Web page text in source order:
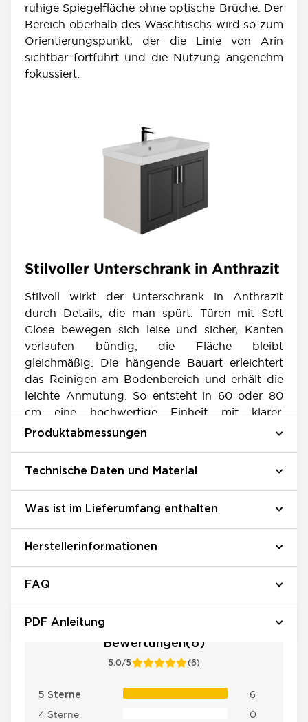
ruhige Spiegelfläche ohne optische Brüche. Der
Bereich oberhalb des Waschtischs wird so zum
Orientierungspunkt, der die Linie von Arin
sichtbar fortführt und die Nutzung angenehm
fokussiert.
Stilvoller Unterschrank in Anthrazit
Stilvoll wirkt der Unterschrank in Anthrazit
durch Details, die man spürt: Türen mit Soft
Close bewegen sich leise und sicher, Kanten
verlaufen bündig, die Fläche bleibt
gleichmäßig. Die hängende Bauart erleichtert
das Reinigen am Bodenbereich und erhält die
leichte Anmutung. So entsteht in 60 oder 80
cm eine hochwertige Einheit mit klarer,
eleganter Bedienlogik.
Produktabmessungen
Technische Daten und Material
Was ist im Lieferumfang enthalten
Herstellerinformationen
FAQ
PDF Anleitung
Bewertungen(6)
5.0/5 (6)
5 Sterne
6
4 Sterne
0